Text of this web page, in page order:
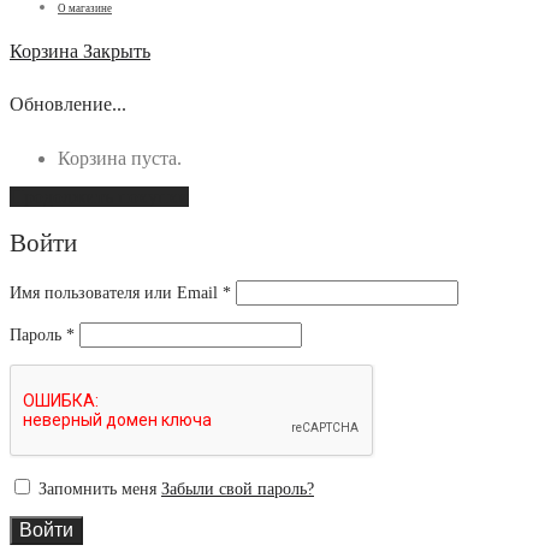
О магазине
Корзина Закрыть
Обновление...
Корзина пуста.
Войти
Имя пользователя или Email *
Пароль *
Запомнить меня Забыли свой пароль?
Войти